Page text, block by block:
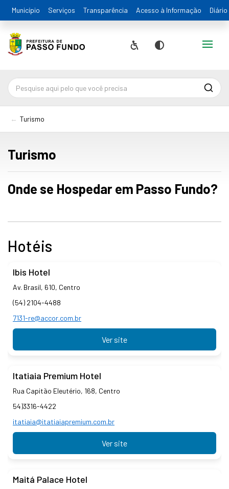
Município Serviços Transparência Acesso à Informação
Acessibilidade
Contraste
Alternar
Turismo
Turismo
Onde se Hospedar em Passo Fundo?
Hotéis
Ibis Hotel
Av. Brasil, 610, Centro
(54) 2104-4488
7131-re@accor.com.br
Ver site
Itatiaia Premium Hotel
Rua Capitão Eleutério, 168, Centro
54)3316-4422
itatiaia@itatiaiapremium.com.br
Ver site
Maitá Palace Hotel